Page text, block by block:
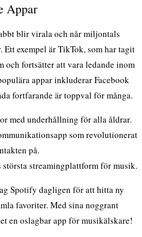
Appar
blir virala och når miljontals
Ett exempel är TikTok, som har tagit
och fortsätter att vara ledande inom
appar inkluderar Facebook
fortfarande är toppval för många.
med underhållning för alla åldrar.
som revolutionerat
på.
största streamingplattform för musik.
Spotify dagligen för att hitta ny
favoriter. Med sina noggrant
en oslagbar app för musikälskare!